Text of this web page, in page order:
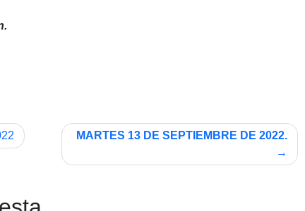
MARTES 13 DE SEPTIEMBRE DE 2022.